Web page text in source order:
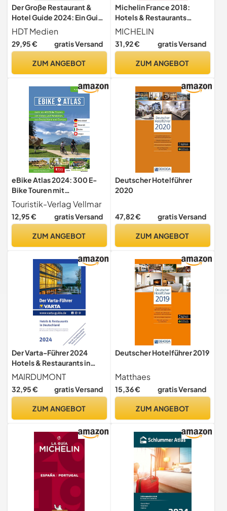
Der Große Restaurant &
Hotel Guide 2024: Ein Guide
für Gäste
HDT Medien
29,95 € gratis Versand
ZUM ANGEBOT
Michelin France 2018:
Hotels & Restaurants
(MICHELIN Hotelführer)
MICHELIN
31,92 € gratis Versand
ZUM ANGEBOT
eBike Atlas 2024: 300 E-
Bike Touren mit
Hotelempfehlungen
Touristik-Verlag Vellmar
12,95 € gratis Versand
ZUM ANGEBOT
Deutscher Hotelführer
2020
47,82 € gratis Versand
ZUM ANGEBOT
Der Varta-Führer 2024
Hotels & Restaurants in
Deutschland (VARTA Hotel-
und Restaurantführer)
MAIRDUMONT
32,95 € gratis Versand
ZUM ANGEBOT
Deutscher Hotelführer 2019
Matthaes
15,36 € gratis Versand
ZUM ANGEBOT